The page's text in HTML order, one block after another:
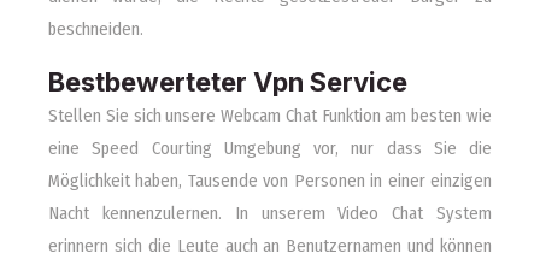
beschneiden.
Bestbewerteter Vpn Service
Stellen Sie sich unsere Webcam Chat Funktion am besten wie
eine Speed Courting Umgebung vor, nur dass Sie die
Möglichkeit haben, Tausende von Personen in einer einzigen
Nacht kennenzulernen. In unserem Video Chat System
erinnern sich die Leute auch an Benutzernamen und können